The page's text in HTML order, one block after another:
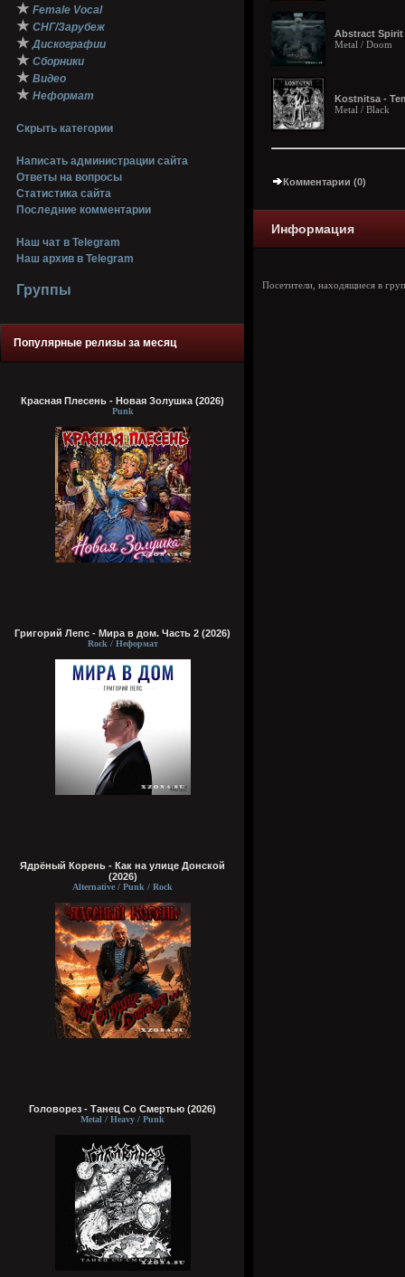
★ Female Vocal
★ СНГ/Зарубеж
★ Дискографии
★ Сборники
★ Видео
★ Неформат
Скрыть категории
Написать администрации сайта
Ответы на вопросы
Статистика сайта
Последние комментарии
Наш чат в Telegram
Наш архив в Telegram
Группы
Популярные релизы за месяц
Красная Плесень - Новая Золушка (2026)
Punk
Григорий Лепс - Мира в дом. Часть 2 (2026)
Rock / Неформат
Ядрёный Корень - Как на улице Донской
(2026)
Alternative / Punk / Rock
Головорез - Tанец Со Смертью (2026)
Metal / Heavy / Punk
Abstract Spirit
Metal / Doom
Kostnitsa -
Metal / Black
Комментарии (0)
Информация
Посетители, находящиеся в